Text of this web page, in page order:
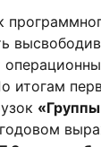
итогам